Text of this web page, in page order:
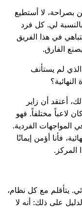
بصراحة، لا أستطيع
لي. كل فرد
في هذا الفريق
الفارق.
لم يستأنف
أعتقد أن زاير
لاعباً مختلفاً. فهو
المواجهات الفردية.
فأنا أؤمن إيمانًا
المركز.
يتأقلم مع كل نظام،
على ذلك: أنه لا